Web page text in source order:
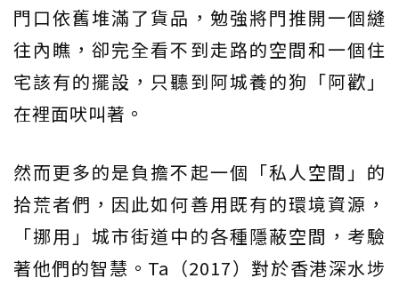
門口依舊堆滿了貨品，勉強將門推開一個縫
往內瞧，卻完全看不到走路的空間和一個住
宅該有的擺設，只聽到阿城養的狗「阿歡」
在裡面吠叫著。
然而更多的是負擔不起一個「私人空間」的
拾荒者們，因此如何善用既有的環境資源，
「挪用」城市街道中的各種隱蔽空間，考驗
著他們的智慧。Ta（2017）對於香港深水埗